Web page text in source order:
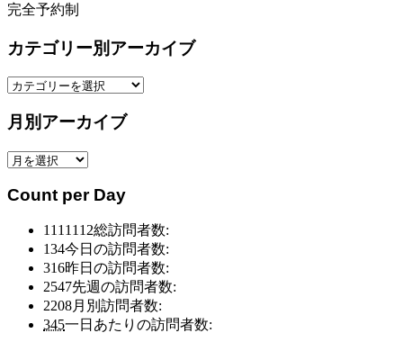
完全予約制
カテゴリー別アーカイブ
カ
ゴ
ー
ア
月別アーカイブ
月
ア
Count per Day
1111112総訪問者数:
134今日の訪問者数:
316昨日の訪問者数:
2547先週の訪問者数:
2208月別訪問者数:
345一日あたりの訪問者数: